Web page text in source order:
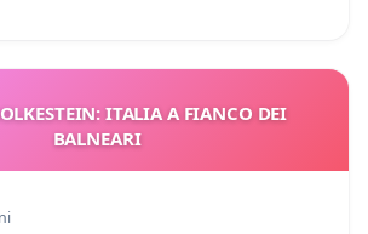
ITALIA A FIANCO DEI
BALNEARI